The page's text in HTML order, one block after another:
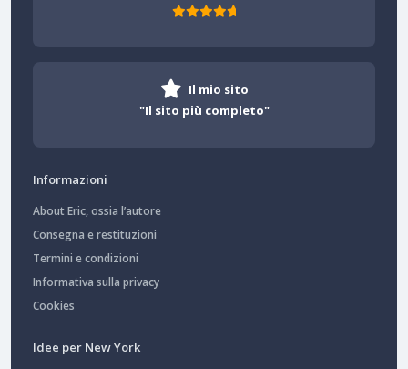
Il mio sito
"Il sito più completo"
Informazioni
About Eric, ossia l’autore
Consegna e restituzioni
Termini e condizioni
Informativa sulla privacy
Cookies
Idee per New York